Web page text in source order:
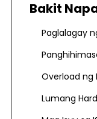
Bakit
Paglalagay
Overload ng
Lumang